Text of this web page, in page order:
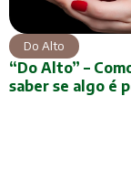
Do Alto
“Do Alto” –
saber se algo é